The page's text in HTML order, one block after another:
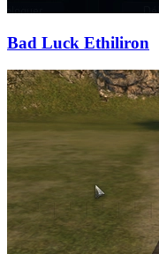
Bad Luck Ethiliron